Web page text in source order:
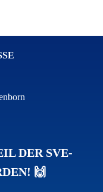
DER SVE-
🙌